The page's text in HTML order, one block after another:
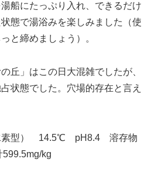
船にたっぷり入れ、できるだけ
態で湯浴みを楽しみました（使
と締めましょう）。
丘」はこの日大混雑でしたが、
状態でした。穴場的存在と言え
素型） 14.5℃ pH8.4 溶存物
kg